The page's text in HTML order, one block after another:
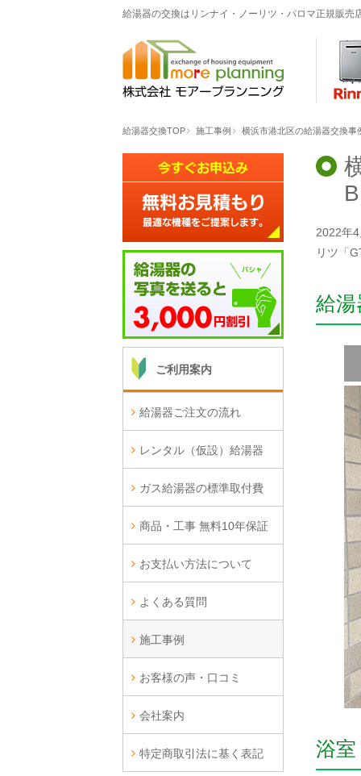
給湯器の交換はリンナイ・ノーリツ・パロマ正規販売
給湯器交換TOP 施工事例 横浜市港北区の給湯器交換事
2022年
リツ「
給湯
浴
ご利用案内
給湯器ご注文の流れ
レンタル（仮設）給湯器
ガス給湯器の標準取付費
商品・工事 無料10年保証
お支払い方法について
よくある質問
施工事例
お客様の声・口コミ
会社案内
特定商取引法に基く表記